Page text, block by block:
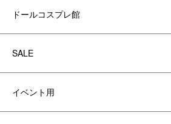
ドールコスプレ館
SALE
イベント用